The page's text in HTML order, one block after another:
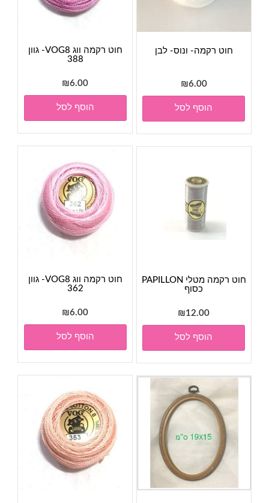
חוט רקמה ווג VOG8- גוון
388
₪6.00
הוסף לסל
חוט רקמה- ונוס- לבן
₪6.00
הוסף לסל
חוט רקמה ווג VOG8- גוון
362
₪6.00
הוסף לסל
חוט רקמה מטלי PAPILLON
כסוף
₪12.00
הוסף לסל